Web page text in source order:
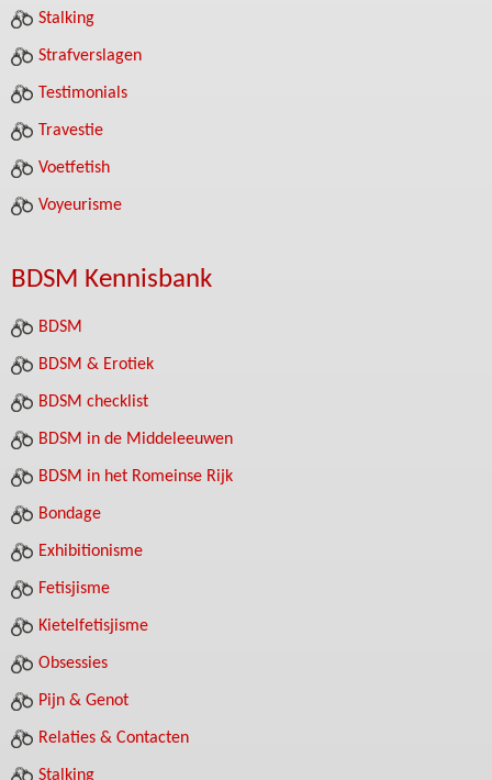
Stalking
Strafverslagen
Testimonials
Travestie
Voetfetish
Voyeurisme
BDSM Kennisbank
BDSM
BDSM & Erotiek
BDSM checklist
BDSM in de Middeleeuwen
BDSM in het Romeinse Rijk
Bondage
Exhibitionisme
Fetisjisme
Kietelfetisjisme
Obsessies
Pijn & Genot
Relaties & Contacten
Stalking